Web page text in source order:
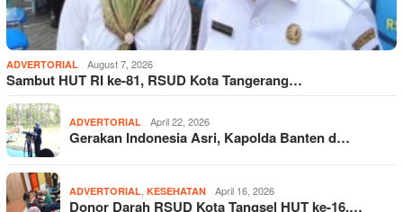
ADVERTORIAL August 7, 2026
Sambut HUT RI ke-81, RSUD Kota Tangerang…
ADVERTORIAL April 22, 2026
Gerakan Indonesia Asri, Kapolda Banten d…
ADVERTORIAL, KESEHATAN April 16, 2026
Donor Darah RSUD Kota Tangsel HUT ke-16,…